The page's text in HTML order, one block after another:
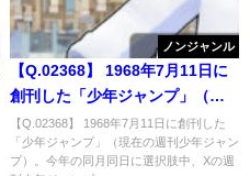
ノンジャンル
【Q.02368】 1968年7月11日に
創刊した「少年ジャンプ」（現
在の週刊少年ジャンプ）。今年
の同月同日に選択肢中、Xの週刊
少年ジャンプ公式アカウントで
【Q.02368】 1968年7月11日に創刊した
「少年ジャンプ」（現在の週刊少年ジャン
プ）。今年の同月同日に選択肢中、Xの週